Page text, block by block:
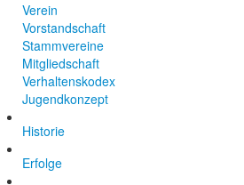
Verein
Vorstandschaft
Stammvereine
Mitgliedschaft
Verhaltenskodex
Jugendkonzept
Historie
Erfolge